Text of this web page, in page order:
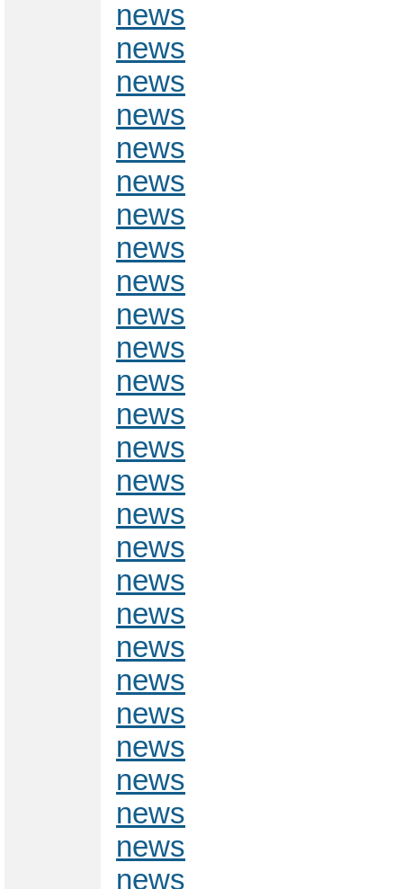
news
news
news
news
news
news
news
news
news
news
news
news
news
news
news
news
news
news
news
news
news
news
news
news
news
news
news